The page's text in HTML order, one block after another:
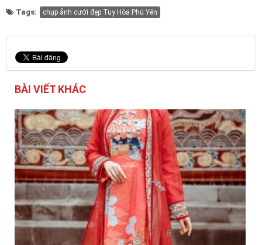
Tags: chụp ảnh cưới đẹp Tuy Hòa Phú Yên
BÀI VIẾT KHÁC